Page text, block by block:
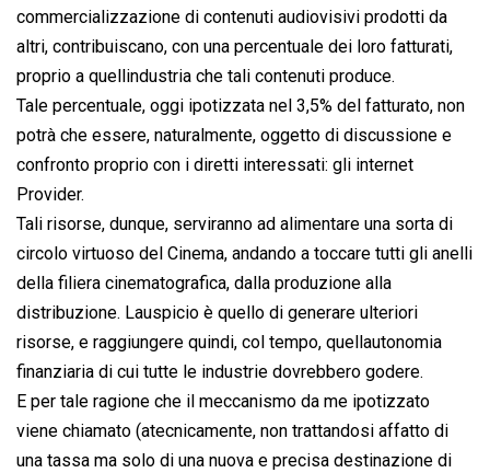
commercializzazione di contenuti audiovisivi prodotti da
altri, contribuiscano, con una percentuale dei loro fatturati,
proprio a quellindustria che tali contenuti produce.
Tale percentuale, oggi ipotizzata nel 3,5% del fatturato, non
potrà che essere, naturalmente, oggetto di discussione e
confronto proprio con i diretti interessati: gli internet
Provider.
Tali risorse, dunque, serviranno ad alimentare una sorta di
circolo virtuoso del Cinema, andando a toccare tutti gli anelli
della filiera cinematografica, dalla produzione alla
distribuzione. Lauspicio è quello di generare ulteriori
risorse, e raggiungere quindi, col tempo, quellautonomia
finanziaria di cui tutte le industrie dovrebbero godere.
E per tale ragione che il meccanismo da me ipotizzato
viene chiamato (atecnicamente, non trattandosi affatto di
una tassa ma solo di una nuova e precisa destinazione di